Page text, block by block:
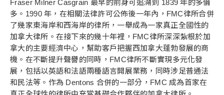
Fraser Milner Casgrain 最早的前身可追溯到 1839 年的多倫
多。1990 年，在相關法律許可公佈後一年內，FMC律所合併
了幾家東海岸和西海岸的律所，一舉成為一家真正全國性的
加拿大律所。在接下來的幾十年裡，FMC律所深深紮根於加
拿大的主要經濟中心，幫助客戶把握西加拿大蓬勃發展的商
機。在不斷提升聲譽的同時，FMC律所不斷實現多元化發
展，包括以英語和法語兩種語言開展業務，同時涉足普通法
和民法等。作為 Dentons 合併的一部分，FMC 成為首家在